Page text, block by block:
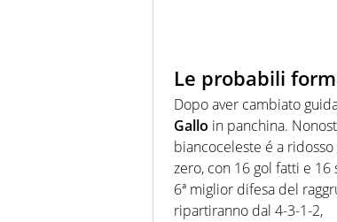
Le probabili
Dopo aver cambiato
Gallo in panchina.
biancoceleste é a
zero, con 16 gol fatti e
6ª miglior difesa del
ripartiranno dal 4-3-1-2,